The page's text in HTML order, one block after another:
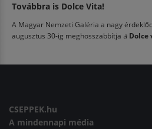
Továbbra is Dolce Vita!
A Magyar Nemzeti Galéria a nagy
augusztus 30-ig meghosszabbítja a Dolce
CSEPPEK.hu
A mindennapi média